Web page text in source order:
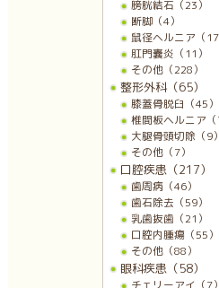
膀胱結石（23）
断脚（4）
鼠径ヘルニア（17
肛門嚢炎（11）
その他（228）
整形外科（65）
膝蓋骨脱臼（45）
椎間板ヘルニア（
大腿骨頭切除（9）
その他（7）
口腔疾患（217）
歯周病（46）
歯石除去（59）
乳歯抜歯（21）
口腔内腫瘍（55）
その他（88）
眼科疾患（58）